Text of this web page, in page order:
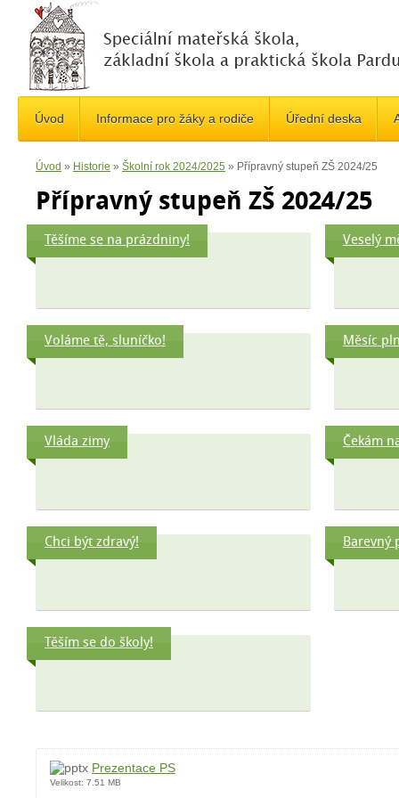
Úvod Informace pro žáky a rodiče Úřední deska
Úvod » Historie » Školní rok 2024/2025 » Přípravný stupeň ZŠ 2024/25
Přípravný stupeň ZŠ 2024/25
Těšíme se na prázdniny! Veselý
Voláme tě, sluníčko! Měsíc
Vláda zimy Čekám
Chci být zdravý! Barevný
Těším se do školy!
Prezentace PS
Velikost: 7.51 MB